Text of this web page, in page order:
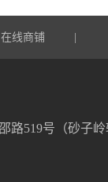
在线商铺